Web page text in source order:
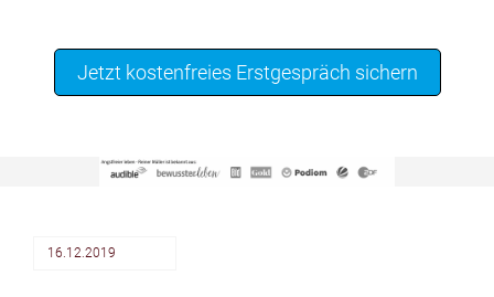
Jetzt kostenfreies Erstgespräch sichern
16.12.2019